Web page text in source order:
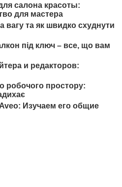
салона красоты:
для мастера
та як швидко схуднути
під ключ – все, що вам
и редакторов:
робочого простору:
Изучаем его общие